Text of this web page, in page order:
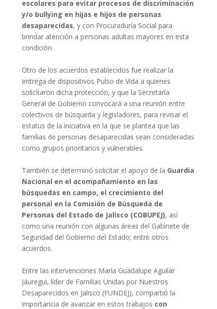
escolares para evitar procesos de discriminación
y/o bullying en hijas e hijos de personas
desaparecidas, y con Procuraduría Social para
brindar atención a personas adultas mayores en esta
condición.
Otro de los acuerdos establecidos fue realizar la
entrega de dispositivos Pulso de Vida a quienes
solicitaron dicha protección, y que la Secretaría
General de Gobierno convocará a una reunión entre
colectivos de búsqueda y legisladores, para revisar el
estatus de la iniciativa en la que se plantea que las
familias de personas desaparecidas sean consideradas
como grupos prioritarios y vulnerables.
También se determinó solicitar el apoyo de la Guardia
Nacional en el acompañamiento en las
búsquedas en campo, el crecimiento del
personal en la Comisión de Búsqueda de
Personas del Estado de Jalisco (COBUPEJ), así
como una reunión con algunas áreas del Gabinete de
Seguridad del Gobierno del Estado; entre otros
acuerdos.
Entre las intervenciones María Guadalupe Aguilar
Jáuregui, líder de Familias Unidas por Nuestros
Desaparecidos en Jalisco (FUNDEJ), compartió la
importancia de avanzar en estos trabajos con